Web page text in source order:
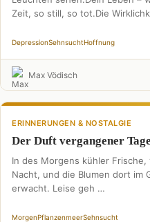
Zeit, so still, so tot.Die
DepressionSehnsuchtHoffnung
Max Vödisch
ERINNERUNGEN & NOSTALGIE
Der Duft vergangener Tage
In des Morgens kühler
Nacht, und die Blumen dort im
erwacht. Leise geh …
MorgenPflanzenmeerSehnsucht